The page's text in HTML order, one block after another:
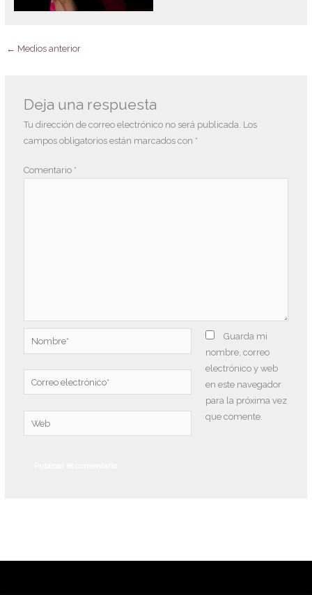
← Medios anterior
Deja una respuesta
Tu dirección de correo electrónico no será publicada. Los
campos obligatorios están marcados con *
Comentario *
Nombre*
Correo
electrónico*
Web
Guarda mi
nombre, correo
electrónico y web
en este navegador
para la próxima vez
que comente.